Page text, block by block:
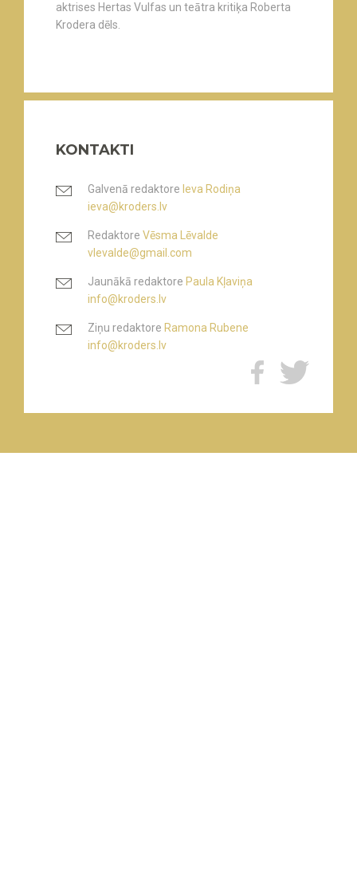
aktrises Hertas Vulfas un teātra kritiķa Roberta
Krodera dēls.
KONTAKTI
Galvenā redaktore Ieva Rodiņa
ieva@kroders.lv
Redaktore Vēsma Lēvalde
vlevalde@gmail.com
Jaunākā redaktore Paula Kļaviņa
info@kroders.lv
Ziņu redaktore Ramona Rubene
info@kroders.lv